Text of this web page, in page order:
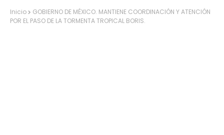
Inicio
GOBIERNO DE MÉXICO. MANTIENE COORDINACIÓN Y ATENCIÓN
POR EL PASO DE LA TORMENTA TROPICAL BORIS.